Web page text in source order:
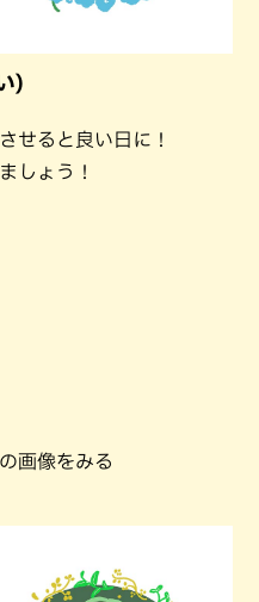
)
せると良い日に！
しょう！
画像をみる